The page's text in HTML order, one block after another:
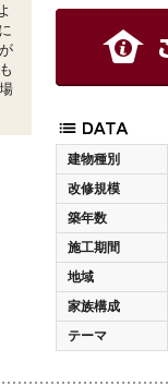
建物種別
改修規模
築年数
施工期間
地域
家族構成
テーマ